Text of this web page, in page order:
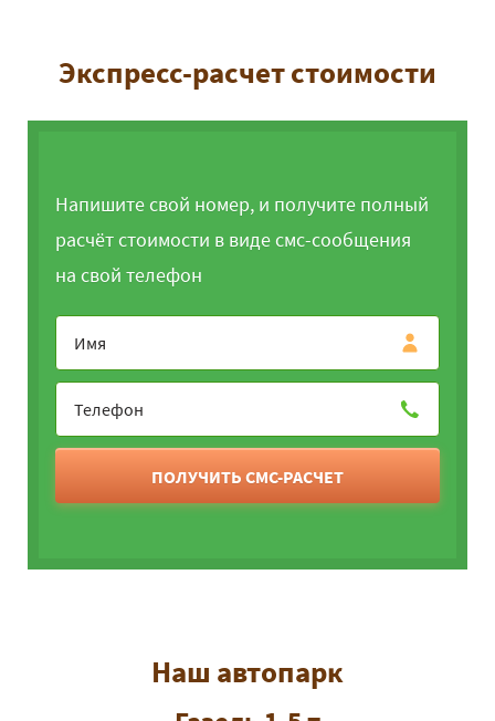
Экспресс-расчет стоимости
Напишите свой номер, и получите полный
расчёт стоимости в виде смс-сообщения
на свой телефон
ПОЛУЧИТЬ СМС-РАСЧЕТ
Наш автопарк